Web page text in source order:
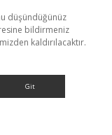
düşündüğünüz
bildirmeniz
kaldırılacaktır.